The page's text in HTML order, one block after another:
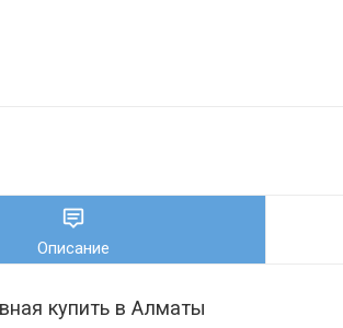
Описание
купить в Алматы